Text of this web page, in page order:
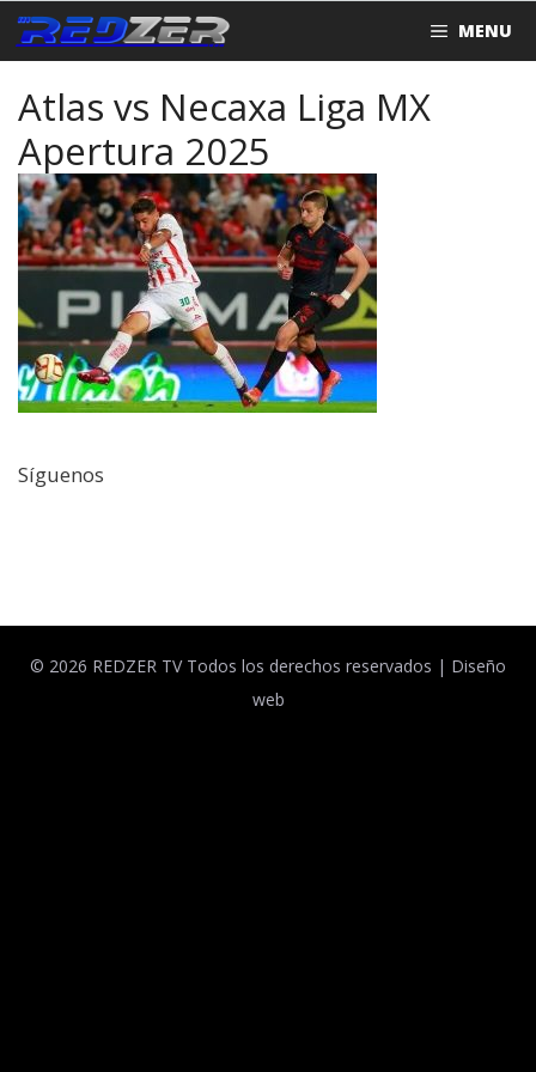
Saltar
al
MENU
Atlas vs Necaxa Liga MX
Apertura 2025
Síguenos
© 2026 REDZER TV Todos los derechos reservados | Diseño
web